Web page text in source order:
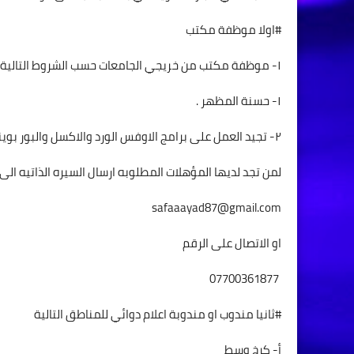
#اولا موظفة مكتب
١- موظفة مكتب من خريجي الجامعات حسب الشروط التالية :
١- حسنة المظهر .
٢- تجيد العمل على برامج الاوفس الورد والاكسل والبور بوينت .
لمن تجد لديها المؤهلات المطلوبه ارسال السيره الذاتيه الى
safaaayad87@gmail.com
او الاتصال على الرقم
#ثانيا مندوب او مندوبة اعلام دوائي للمناطق التالية